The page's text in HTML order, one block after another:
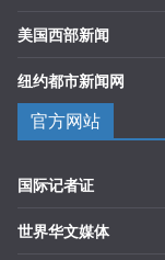
美国西部新闻
纽约都市新闻网
官方网站
国际记者证
世界华文媒体